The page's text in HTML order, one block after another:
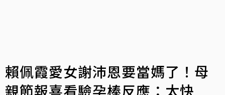
賴佩霞愛女謝沛恩要當媽了！母
親節報喜看驗孕棒反應：太快